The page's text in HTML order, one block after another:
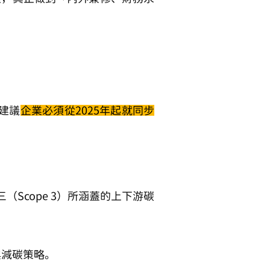
議企業必須從2025年起就同步
（Scope 3）所涵蓋的上下游碳
碳策略。